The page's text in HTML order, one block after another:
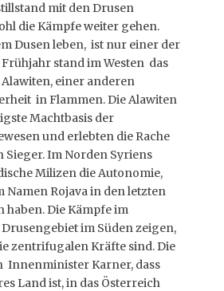
mit den Drusen
die Kämpfe weiter gehen.
Dusen leben, ist nur einer der
stand im Westen das
einer anderen
in Flammen. Die Alawiten
Machtbasis der
und erlebten die Rache
Sieger. Im Norden Syriens
Milizen die Autonomie,
Namen Rojava in den letzten
haben. Die Kämpfe im
im Süden zeigen,
zentrifugalen Kräfte sind. Die
Innenminister Karner, dass
Land ist, in das Österreich